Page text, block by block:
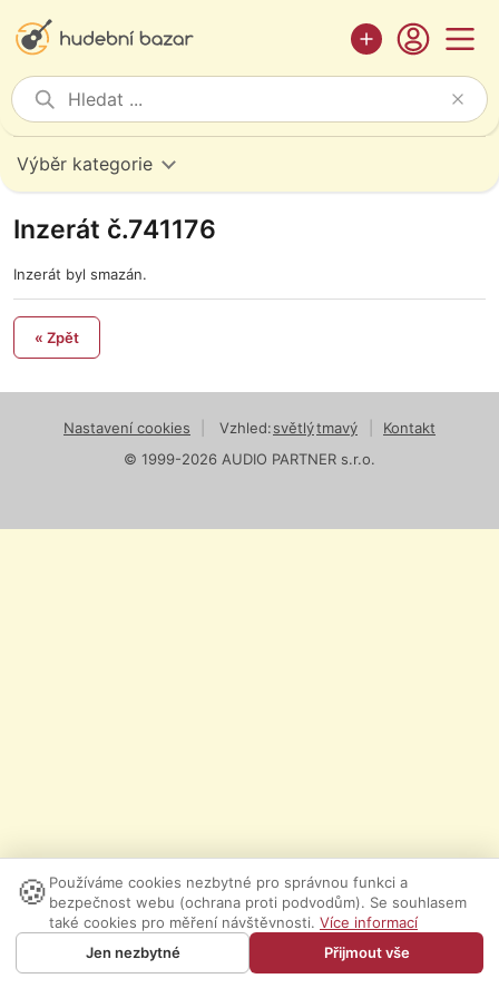
Výběr kategorie
Inzerát č.741176
Inzerát byl smazán.
« Zpět
Nastavení cookies Vzhled:světlýtmavý
Kontakt
© 1999-2026 AUDIO PARTNER s.r.o.
🍪 Používáme cookies nezbytné pro správnou funkci a
bezpečnost webu (ochrana proti podvodům). Se souhlasem
také cookies pro měření návštěvnosti. Více informací
Jen nezbytné
Přijmout vše